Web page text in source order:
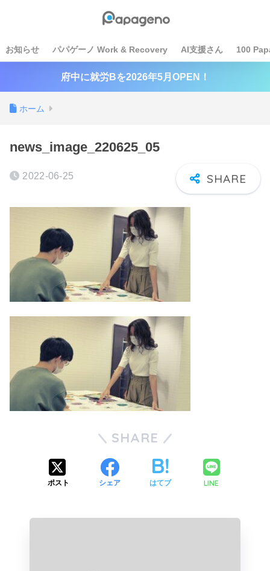
お知らせ パパゲーノ Work & Recovery AI支援さん 100
府中に就労Bを2026年5月OPEN！
ホーム
news_image_220625_05
2022-06-25
SHARE
ポスト シェア はてブ LINE